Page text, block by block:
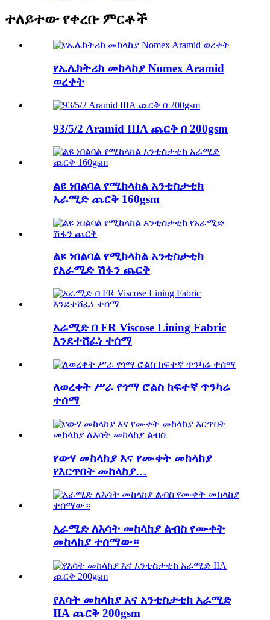
ተለይተው የቀረቡ ምርቶች
የኤሌክትሪክ መከላከያ Nomex Aramid
ወረቀት
93/5/2 Aramid IIIA ጨርቅ በ 200gsm
ልዩ ነበልባል የሚከላከል አንቲስታቲክ
አራሚድ ጨርቅ 160gsm
ልዩ ነበልባል የሚከላከል አንቲስታቲክ
የአራሚድ ሽፋን ጨርቅ
አራሚድ በ FR Viscose Lining Fabric
እንደተሸፈነ ተሰማ
ለወረቀት ሥራ የጎማ ሮልስ ከፍተኛ ጥንካሬ
ተሰማ
የውሃ መከላከያ እና የሙቀት መከላከያ
የእርጥበት መከላከያ…
አራሚድ ለእሳት መከላከያ ልብስ የሙቀት
መከላከያ ተሰማው።
የእሳት መከላከያ እና አንቲስታቲክ አራሚድ
IIA ጨርቅ 200gsm